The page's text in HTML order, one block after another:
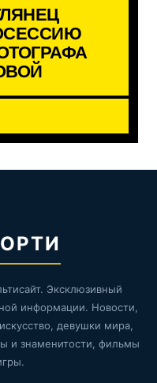
Эксклюзивный
информации. Новости,
девушки мира,
и знаменитости, фильмы